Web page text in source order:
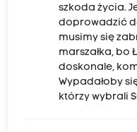
szkoda życia.
doprowadzić
musimy się
marszałka, bo
doskonale,
Wypadałoby
którzy wybrali